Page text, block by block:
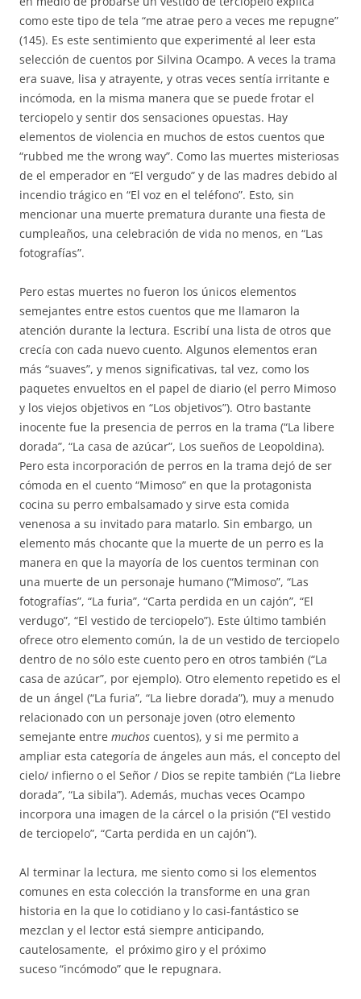
como este tipo de tela “me atrae pero a veces me repugne”
(145). Es este sentimiento que experimenté al leer esta
selección de cuentos por Silvina Ocampo. A veces la trama
era suave, lisa y atrayente, y otras veces sentía irritante e
incómoda, en la misma manera que se puede frotar el
terciopelo y sentir dos sensaciones opuestas. Hay
elementos de violencia en muchos de estos cuentos que
“rubbed me the wrong way”. Como las muertes misteriosas
de el emperador en “El vergudo” y de las madres debido al
incendio trágico en “El voz en el teléfono”. Esto, sin
mencionar una muerte prematura durante una fiesta de
cumpleaños, una celebración de vida no menos, en “Las
fotografías”.
Pero estas muertes no fueron los únicos elementos
semejantes entre estos cuentos que me llamaron la
atención durante la lectura. Escribí una lista de otros que
crecía con cada nuevo cuento. Algunos elementos eran
más “suaves”, y menos significativas, tal vez, como los
paquetes envueltos en el papel de diario (el perro Mimoso
y los viejos objetivos en “Los objetivos”). Otro bastante
inocente fue la presencia de perros en la trama (“La libere
dorada”, “La casa de azúcar”, Los sueños de Leopoldina).
Pero esta incorporación de perros en la trama dejó de ser
cómoda en el cuento “Mimoso” en que la protagonista
cocina su perro embalsamado y sirve esta comida
venenosa a su invitado para matarlo. Sin embargo, un
elemento más chocante que la muerte de un perro es la
manera en que la mayoría de los cuentos terminan con
una muerte de un personaje humano (“Mimoso”, “Las
fotografías”, “La furia”, “Carta perdida en un cajón”, “El
verdugo”, “El vestido de terciopelo”). Este último también
ofrece otro elemento común, la de un vestido de terciopelo
dentro de no sólo este cuento pero en otros también (“La
casa de azúcar”, por ejemplo). Otro elemento repetido es el
de un ángel (“La furia”, “La liebre dorada”), muy a menudo
relacionado con un personaje joven (otro elemento
semejante entre muchos cuentos), y si me permito a
ampliar esta categoría de ángeles aun más, el concepto del
cielo/ infierno o el Señor / Dios se repite también (“La liebre
dorada”, “La sibila”). Además, muchas veces Ocampo
incorpora una imagen de la cárcel o la prisión (“El vestido
de terciopelo”, “Carta perdida en un cajón”).
Al terminar la lectura, me siento como si los elementos
comunes en esta colección la transforme en una gran
historia en la que lo cotidiano y lo casi-fantástico se
mezclan y el lector está siempre anticipando,
cautelosamente, el próximo giro y el próximo
suceso “incómodo” que le repugnara.